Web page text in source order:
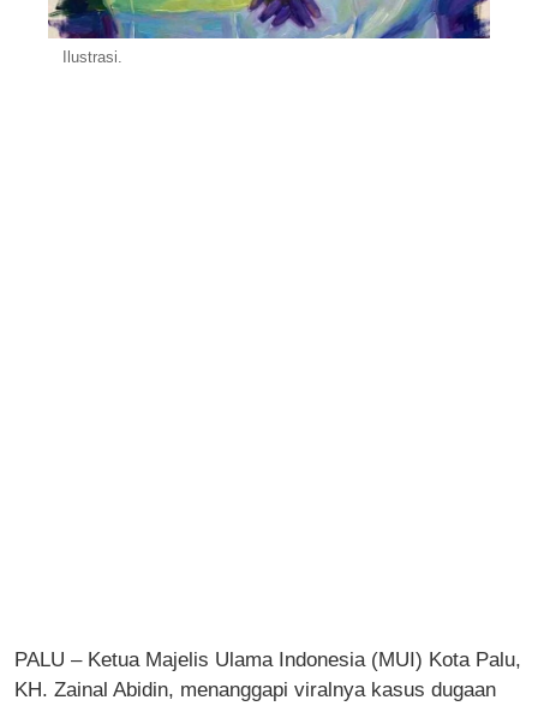
Ilustrasi.
PALU – Ketua Majelis Ulama Indonesia (MUI) Kota Palu,
KH. Zainal Abidin, menanggapi viralnya kasus dugaan